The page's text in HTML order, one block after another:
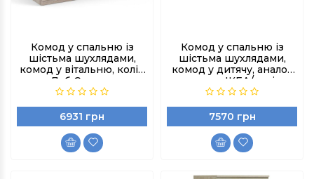
Комод у спальню із
шістьма шухлядами,
комод у вітальню, колір
Дуб Сонома
6931 грн
Комод у спальню із
шістьма шухлядами,
комод у дитячу, аналог
комода ІКЕА/колір
Бетон/Білий
7570 грн